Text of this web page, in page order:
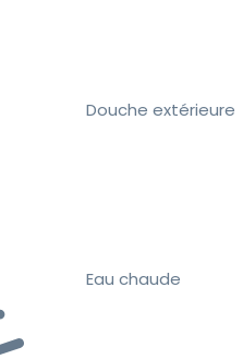
Douche extérieure
Eau chaude